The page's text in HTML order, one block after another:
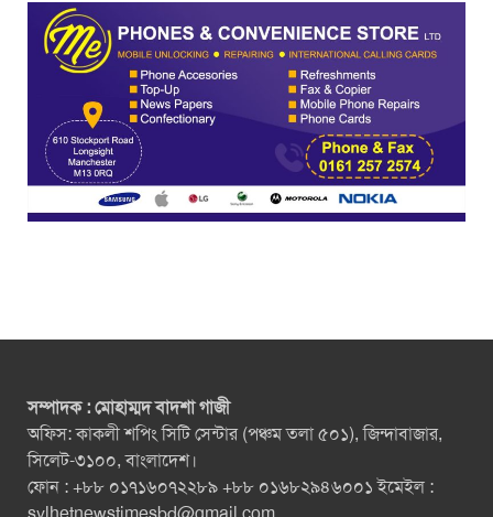
সম্পাদক : মোহাম্মদ বাদশা গাজী
অফিস: কাকলী শপিং সিটি সেন্টার (পঞ্চম তলা ৫০১), জিন্দাবাজার,
সিলেট-৩১০০, বাংলাদেশ।
ফোন : +৮৮ ০১৭১৬০৭২২৮৯ +৮৮ ০১৬৮২৯৪৬০০১ ইমেইল :